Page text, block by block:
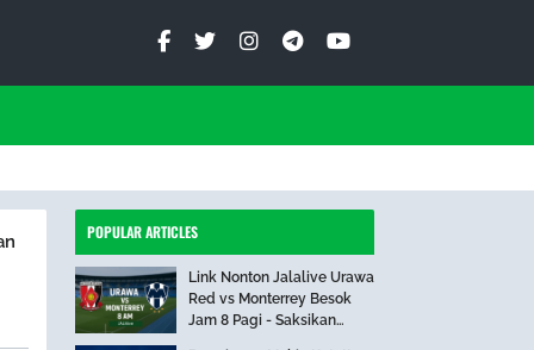
POPULAR ARTICLES
Link Nonton Jalalive Urawa
Red vs Monterrey Besok
Jam 8 Pagi - Saksikan